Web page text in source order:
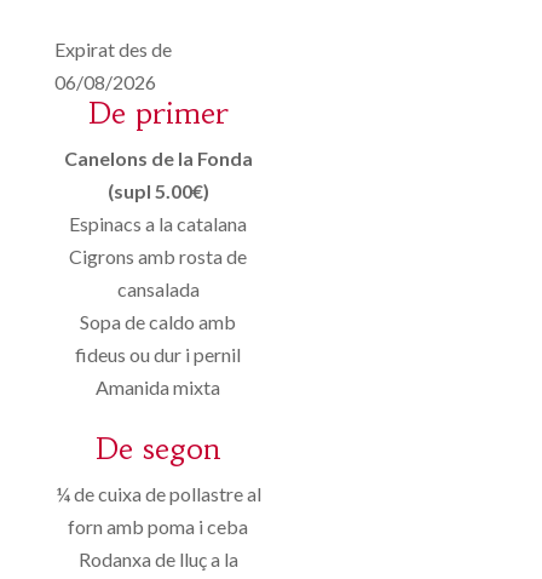
Expirat des de
06/08/2026
De primer
Canelons de la Fonda
(supl 5.00€)
Espinacs a la catalana
Cigrons amb rosta de
cansalada
Sopa de caldo amb
fideus ou dur i pernil
Amanida mixta
De segon
¼ de cuixa de pollastre al
forn amb poma i ceba
Rodanxa de lluç a la